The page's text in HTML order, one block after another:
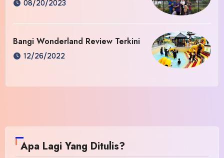
08/20/2023
Bangi Wonderland Review Terkini
12/26/2022
Apa Lagi Yang Ditulis?